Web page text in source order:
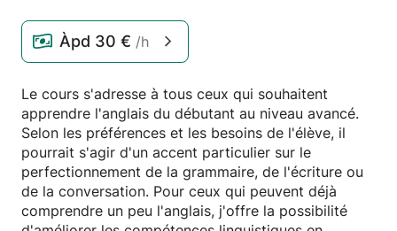
Àpd 30 € /h
Le cours s'adresse à tous ceux qui souhaitent
apprendre l'anglais du débutant au niveau avancé.
Selon les préférences et les besoins de l'élève, il
pourrait s'agir d'un accent particulier sur le
perfectionnement de la grammaire, de l'écriture ou
de la conversation. Pour ceux qui peuvent déjà
comprendre un peu l'anglais, j'offre la possibilité